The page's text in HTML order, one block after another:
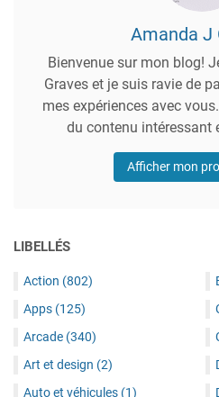
Amanda J
Bienvenue sur mon blog!
Graves et je suis ravie de
mes expériences avec
du contenu intéressant
Afficher mon
LIBELLÉS
Action (802)
Apps (125)
Arcade (340)
Art et design (2)
Auto et véhicules (1)